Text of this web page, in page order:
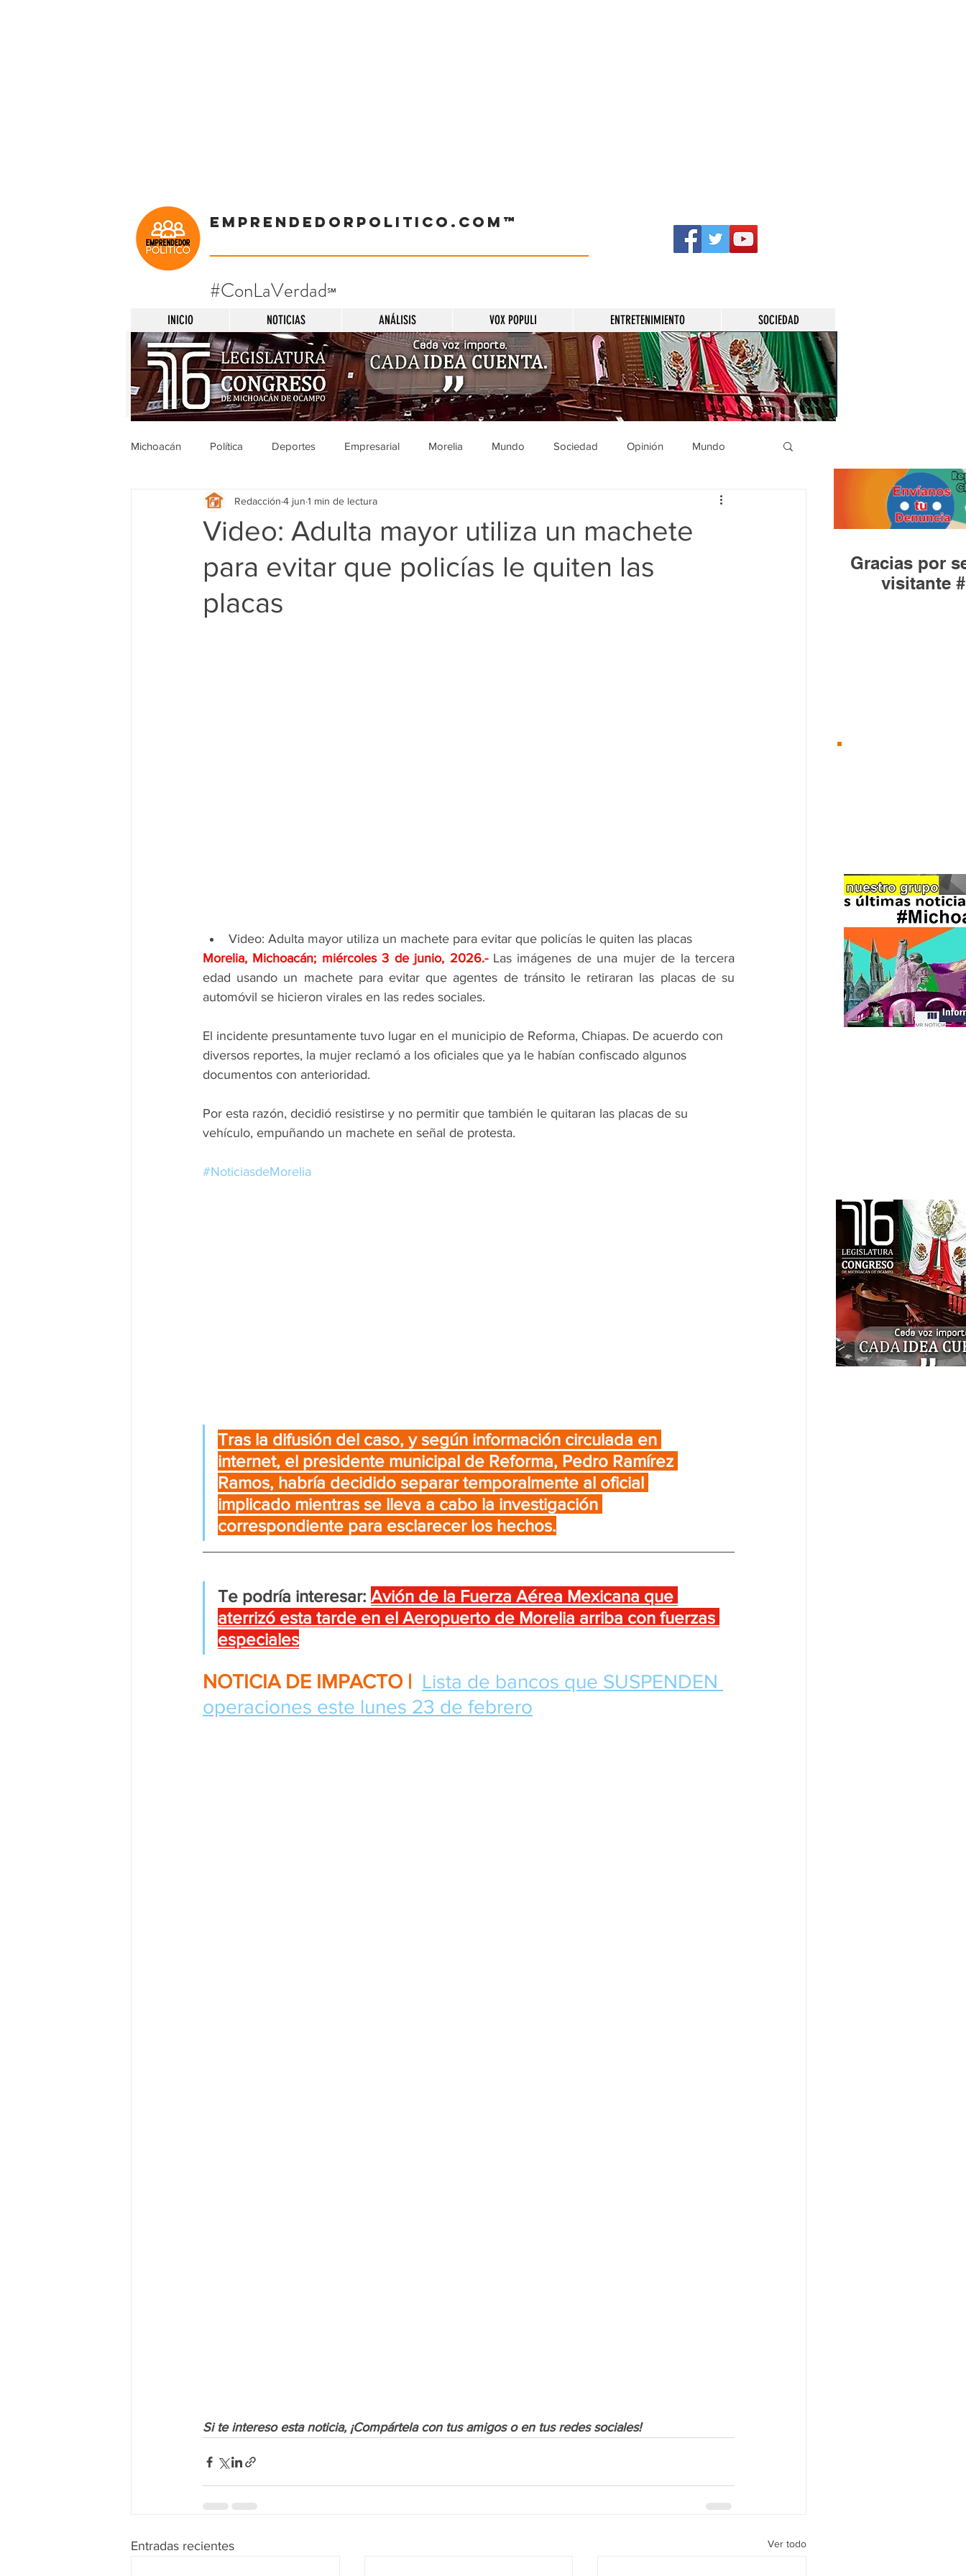
Emprendedorpolitico.com™
#ConLaVerdad℠
INICIO NOTICIAS ANÁLISIS VOX POPULI ENTRETENIMIENTO SOCIEDAD
Michoacán Política Deportes Empresarial Morelia Mundo Sociedad Opinión Mundo
Michoacán Nacionales Sucesos Municipios
Legislativo Seguridad Educación Salud Gobierno Guanajuato Zamora
Video: Adulta mayor utiliza un machete
para evitar que policías le quiten las
placas
Redacción 4 jun 1 min de lectura
Video: Adulta mayor utiliza un machete para evitar que policías le quiten las placas
Morelia, Michoacán; miércoles 3 de junio, 2026.- Las imágenes de una mujer de la tercera
edad usando un machete para evitar que agentes de tránsito le retiraran las placas de su
automóvil se hicieron virales en las redes sociales.
El incidente presuntamente tuvo lugar en el municipio de Reforma, Chiapas. De acuerdo con
diversos reportes, la mujer reclamó a los oficiales que ya le habían confiscado algunos
documentos con anterioridad.
Por esta razón, decidió resistirse y no permitir que también le quitaran las placas de su
vehículo, empuñando un machete en señal de protesta.
#NoticiasdeMorelia
Tras la difusión del caso, y según información circulada en
internet, el presidente municipal de Reforma, Pedro Ramírez
Ramos, habría decidido separar temporalmente al oficial
implicado mientras se lleva a cabo la investigación
correspondiente para esclarecer los hechos.
Te podría interesar: Avión de la Fuerza Aérea Mexicana que
aterrizó esta tarde en el Aeropuerto de Morelia arriba con fuerzas
especiales
NOTICIA DE IMPACTO | Lista de bancos que SUSPENDEN
operaciones este lunes 23 de febrero
Si te intereso esta noticia, ¡Compártela con tus amigos o en tus redes sociales!
Entradas recientes Ver todo
Gracias por
visitante #